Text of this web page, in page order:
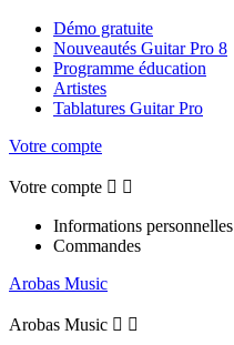
Démo gratuite
Nouveautés Guitar Pro 8
Programme éducation
Artistes
Tablatures Guitar Pro
Votre compte
Votre compte  
Informations personnelles
Commandes
Arobas Music
Arobas Music  